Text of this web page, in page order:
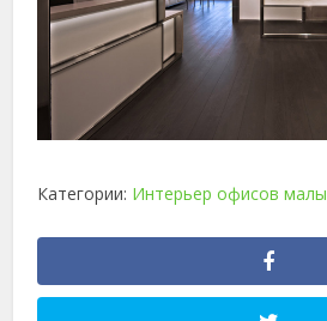
Категории: Интерьер офисов